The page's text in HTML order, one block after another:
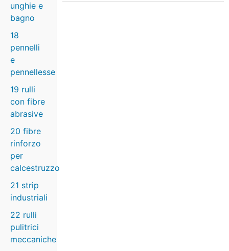
unghie e
bagno
18
pennelli
e
pennellesse
19 rulli
con fibre
abrasive
20 fibre
rinforzo
per
calcestruzzo
21 strip
industriali
22 rulli
pulitrici
meccaniche